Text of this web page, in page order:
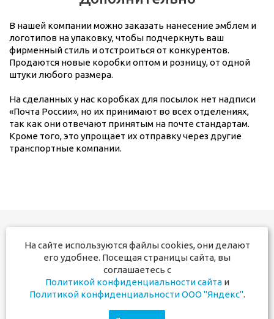
В нашей компании можно заказать нанесение эмблем и
логотипов на упаковку, чтобы подчеркнуть ваш
фирменный стиль и отстроиться от конкурентов.
Продаются новые коробки оптом и розницу, от одной
штуки любого размера.
На сделанных у нас коробках для посылок нет надписи
«Почта России», но их принимают во всех отделениях,
так как они отвечают принятым на почте стандартам.
Кроме того, это упрощает их отправку через другие
транспортные компании.
+7 831 291-17-50
+7 910 381-60-00
Мы в социальных сетях:
На сайте используются файлы cookies, они делают
его удобнее. Посещая страницы сайта, вы
соглашаетесь с
Политикой конфиденциальности сайтаи
Политикой конфиденциальности ООО "Яндекс".